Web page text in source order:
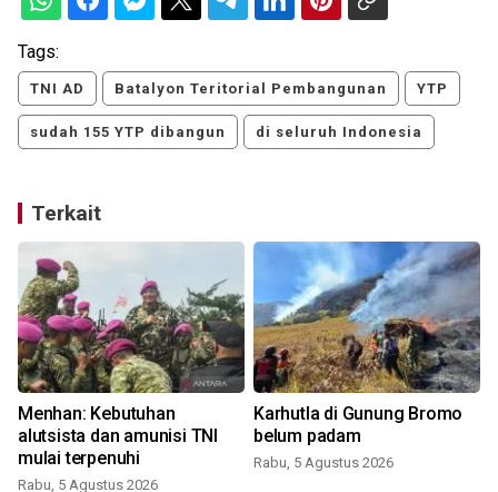
Tags:
TNI AD Batalyon Teritorial Pembangunan YTP
sudah 155 YTP dibangun di seluruh Indonesia
Terkait
Menhan: Kebutuhan
alutsista dan amunisi TNI
mulai terpenuhi
Rabu, 5 Agustus 2026
Karhutla di Gunung Bromo
belum padam
Rabu, 5 Agustus 2026